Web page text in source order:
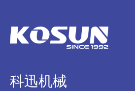
科迅机械